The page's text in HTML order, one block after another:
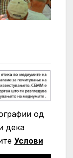
од
дека
Услови